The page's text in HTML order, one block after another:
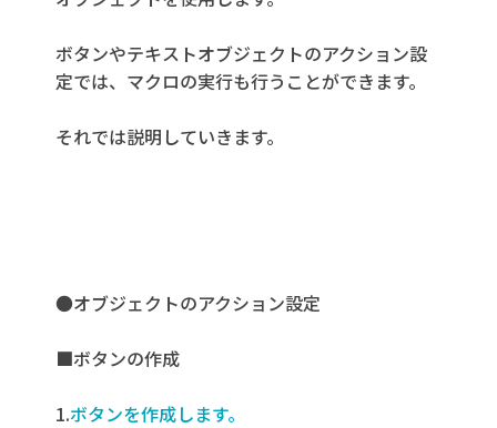
ボタンやテキストオブジェクトのアクション設
定では、マクロの実行も行うことができます。
それでは説明していきます。
●オブジェクトのアクション設定
■ボタンの作成
1.ボタンを作成します。